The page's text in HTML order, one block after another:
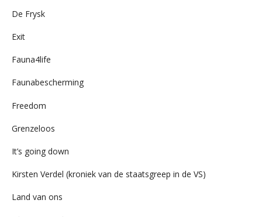
De Frysk
Exit
Fauna4life
Faunabescherming
Freedom
Grenzeloos
It’s going down
Kirsten Verdel (kroniek van de staatsgreep in de VS)
Land van ons